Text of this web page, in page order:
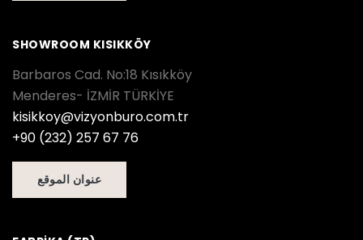
SHOWROOM KISIKKÖY
Barbaros Cad. No:18 Kısıkköy
Menderes- İZMİR TÜRKİYE
kisikkoy@vizyonburo.com.tr
+90 (232) 257 67 76
عنوان الموقع